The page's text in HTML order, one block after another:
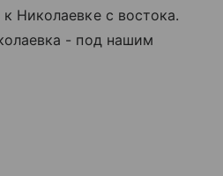
Николаевке с востока.
- под нашим